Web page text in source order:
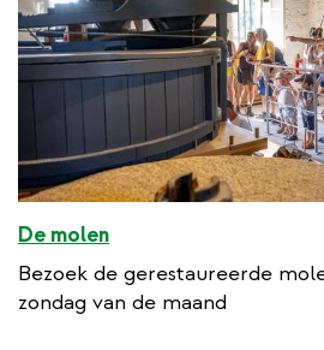
De molen
Bezoek de gerestaureerde
zondag van de maand